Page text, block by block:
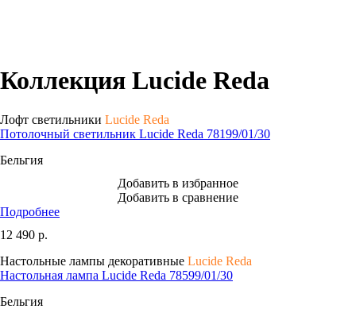
Коллекция Lucide Reda
Лофт светильники Lucide Reda
Потолочный светильник Lucide Reda 78199/01/30
Бельгия
Добавить в избранное
Добавить в сравнение
Подробнее
12 490 р.
Настольные лампы декоративные Lucide Reda
Настольная лампа Lucide Reda 78599/01/30
Бельгия